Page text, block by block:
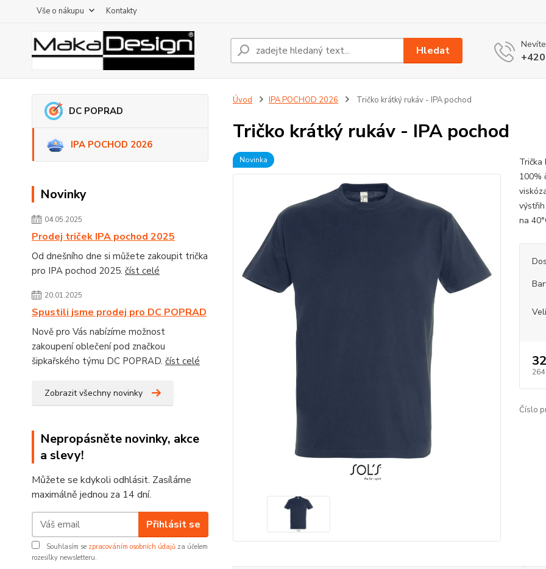
Vše o nákupu Kontakty
Hledat
DC POPRAD
IPA POCHOD 2026
Novinky
04.05.2025
Prodej triček IPA pochod 2025
Od dnešního dne si můžete zakoupit trička
pro IPA pochod 2025. číst celé
20.01.2025
Spustili jsme prodej pro DC POPRAD
Nově pro Vás nabízíme možnost
zakoupení oblečení pod značkou
šipkařského týmu DC POPRAD. číst celé
Zobrazit všechny novinky
Nepropásněte novinky, akce
a slevy!
Můžete se kdykoli odhlásit. Zasíláme
maximálně jednou za 14 dní.
Přihlásit se
Souhlasím se zpracováním osobních údajů za účelem
rozesílky newsletteru.
Úvod IPA POCHOD 2026 Tričko krátký rukáv - IPA pochod
Tričko krátký rukáv - IPA pochod
Novinka
Trička
100%
na
264
Číslo